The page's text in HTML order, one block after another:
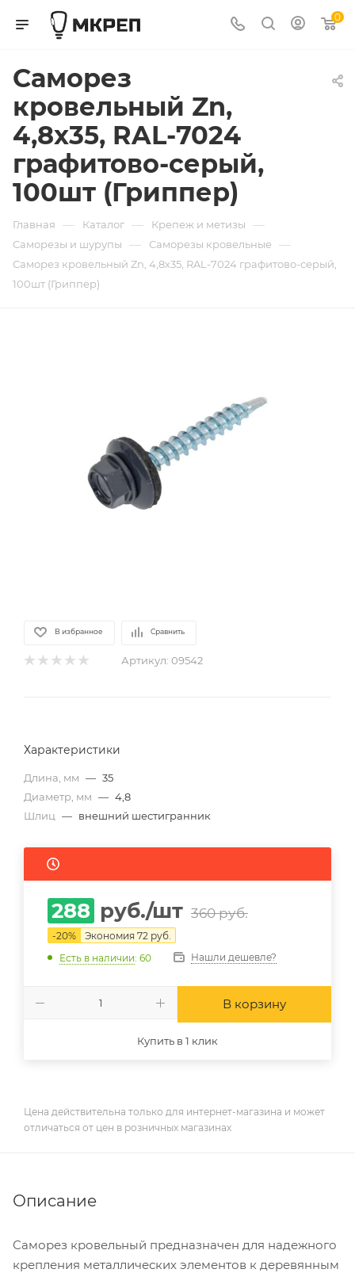
0
Саморез
кровельный Zn,
4,8х35, RAL-7024
графитово-серый,
100шт (Гриппер)
Главная — Каталог — Крепеж и метизы —
Саморезы и шурупы — Саморезы кровельные —
Саморез кровельный Zn, 4,8х35, RAL-7024 графитово-серый,
100шт (Гриппер)
В избранное Сравнить
Артикул: 09542
Характеристики
Длина, мм — 35
Диаметр, мм — 4,8
Шлиц — внешний шестигранник
288 руб./шт 360руб.
-20% Экономия 72 руб.
Есть в наличии: 60 Нашли дешевле?
В корзину
Купить в 1 клик
Цена действительна только для интернет-магазина и может
отличаться от цен в розничных магазинах
Описание
Саморез кровельный предназначен для надежного
крепления металлических элементов к деревянным